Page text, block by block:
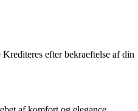
Krediteres efter bekraeftelse af din